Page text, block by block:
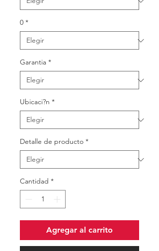
0 *
Garantia *
Ubicaci?n *
Detalle de producto *
Cantidad *
Agregar al carrito